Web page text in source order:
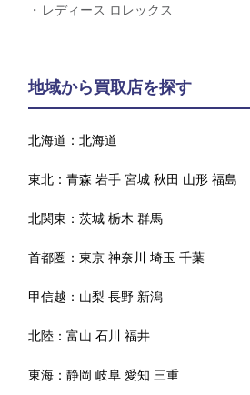
レディース ロレックス
地域から買取店を探す
北海道：北海道
東北：青森 岩手 宮城 秋田 山形 福島
北関東：茨城 栃木 群馬
首都圏：東京 神奈川 埼玉 千葉
甲信越： 山梨 長野 新潟
北陸：富山 石川 福井
東海：静岡 岐阜 愛知 三重